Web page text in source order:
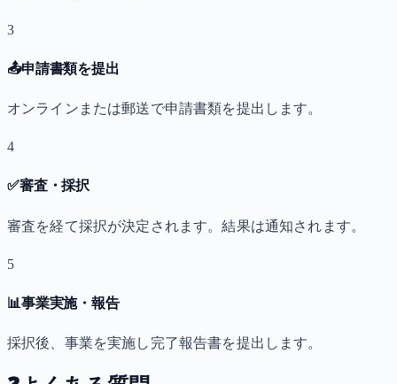
3
📤申請書類を提出
オンラインまたは郵送で申請書類を提出します。
4
✅審査・採択
審査を経て採択が決定されます。結果は通知されます。
5
📊事業実施・報告
採択後、事業を実施し完了報告書を提出します。